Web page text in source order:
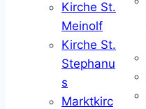
Kirche St.
Meinolf
Kirche St.
Stephanu
s
Marktkirc